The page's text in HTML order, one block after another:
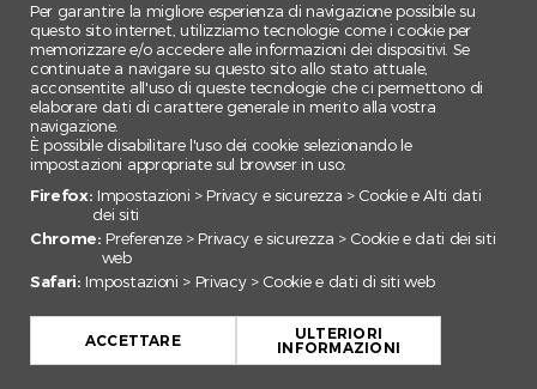
+
Per garantire la migliore esperienza di navigazione possibile su
questo sito internet, utilizziamo tecnologie come i cookie per
memorizzare e/o accedere alle informazioni dei dispositivi. Se
continuate a navigare su questo sito allo stato attuale,
acconsentite all'uso di queste tecnologie che ci permettono di
elaborare dati di carattere generale in merito alla vostra
navigazione.
È possibile disabilitare l'uso dei cookie selezionando le
impostazioni appropriate sul browser in uso:
Firefox: Impostazioni > Privacy e sicurezza > Cookie e Alti dati
dei siti
Chrome: Preferenze > Privacy e sicurezza > Cookie e dati dei siti
web
Safari: Impostazioni > Privacy > Cookie e dati di siti web
ACCETTARE ULTERIORI
INFORMAZIONI